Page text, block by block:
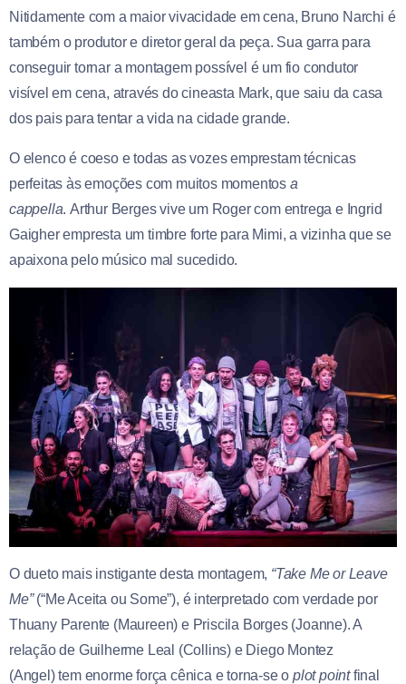
Nitidamente com a maior vivacidade em cena, Bruno Narchi é
também o produtor e diretor geral da peça. Sua garra para
conseguir tornar a montagem possível é um fio condutor
visível em cena, através do cineasta Mark, que saiu da casa
dos pais para tentar a vida na cidade grande.
O elenco é coeso e todas as vozes emprestam técnicas
perfeitas às emoções com muitos momentos a
cappella. Arthur Berges vive um Roger com entrega e Ingrid
Gaigher empresta um timbre forte para Mimi, a vizinha que se
apaixona pelo músico mal sucedido.
O dueto mais instigante desta montagem, “Take Me or Leave
Me”(“Me Aceita ou Some”), é interpretado com verdade por
Thuany Parente (Maureen) e Priscila Borges (Joanne). A
relação de Guilherme Leal (Collins) e Diego Montez
(Angel) tem enorme força cênica e torna-se o plot pointfinal